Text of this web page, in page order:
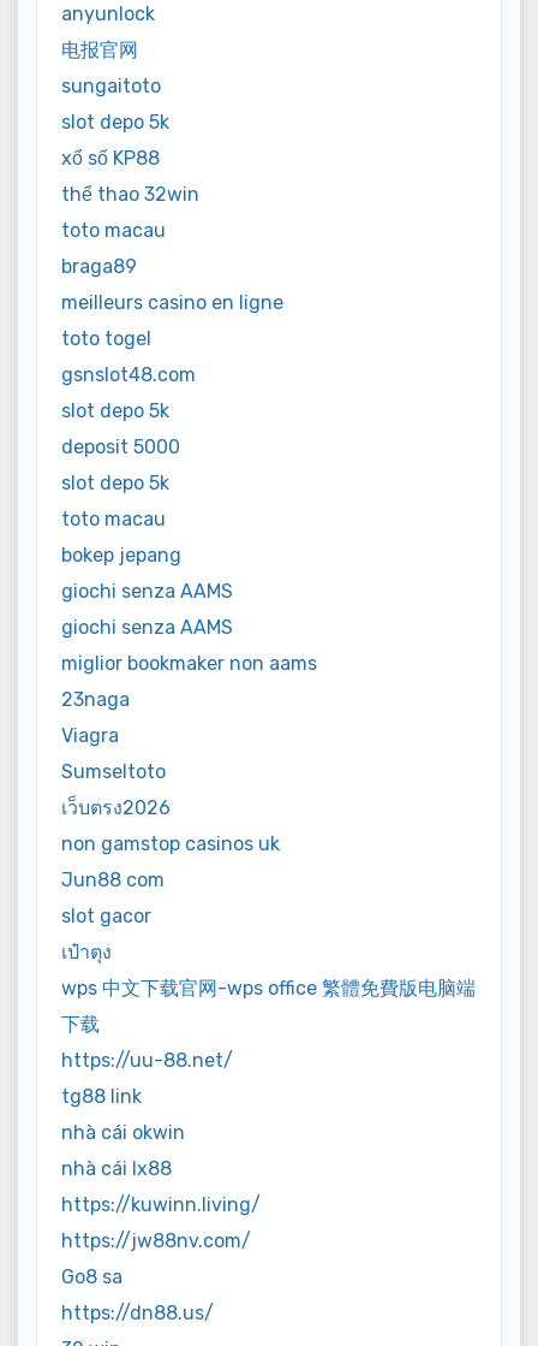
anyunlock
电报官网
sungaitoto
slot depo 5k
xổ số KP88
thể thao 32win
toto macau
braga89
meilleurs casino en ligne
toto togel
gsnslot48.com
slot depo 5k
deposit 5000
slot depo 5k
toto macau
bokep jepang
giochi senza AAMS
giochi senza AAMS
miglior bookmaker non aams
23naga
Viagra
Sumseltoto
เว็บตรง2026
non gamstop casinos uk
Jun88 com
slot gacor
เป๋าตุง
wps 中文下载官网-wps office 繁體免費版电脑端
下载
https://uu-88.net/
tg88 link
nhà cái okwin
nhà cái lx88
https://kuwinn.living/
https://jw88nv.com/
Go8 sa
https://dn88.us/